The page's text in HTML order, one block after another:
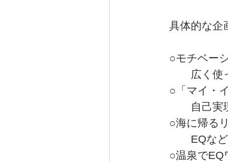
具体的な企
○モチベー
広く使っ
○「マイ・
自己実現
○海に帰る
EQなど
○温泉でEQ